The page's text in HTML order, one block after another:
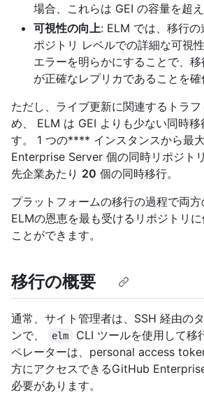
場合、これらは GEI の容量を超え
可視性の向上: ELM では、移行の
ポジトリ レベルでの詳細な可視
エラーを明らかにすることで、
が正確なレプリカであることを確
ただし、ライブ更新に関連するトラ
め、 ELM は GEI よりも少ない同時移
す。 1 つの**** インスタンスから最
Enterprise Server 個の同時リポジト
先企業あたり 20 個の同時移行。
プラットフォームの移行の過程で両方
ELMの恩恵を最も受けるリポジトリ
ことができます。
移行の概要
通常、サイト管理者は、SSH 経由の
ンで、
elm
CLI ツールを使用して移
ペレーターは、personal access
方にアクセスできるGitHub
必要があります。